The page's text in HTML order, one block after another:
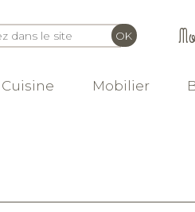
Cuisine Mobilier